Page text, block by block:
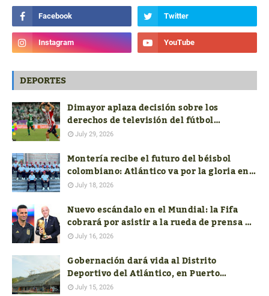
DEPORTES
Dimayor aplaza decisión sobre los
derechos de televisión del fútbol
colombiano hasta conocer las ofertas
July 29, 2026
Montería recibe el futuro del béisbol
colombiano: Atlántico va por la gloria en
el Nacional Sub-18
July 18, 2026
Nuevo escándalo en el Mundial: la Fifa
cobrará por asistir a la rueda de prensa de
los técnicos finalistas
July 16, 2026
Gobernación dará vida al Distrito
Deportivo del Atlántico, en Puerto
Colombia
July 15, 2026